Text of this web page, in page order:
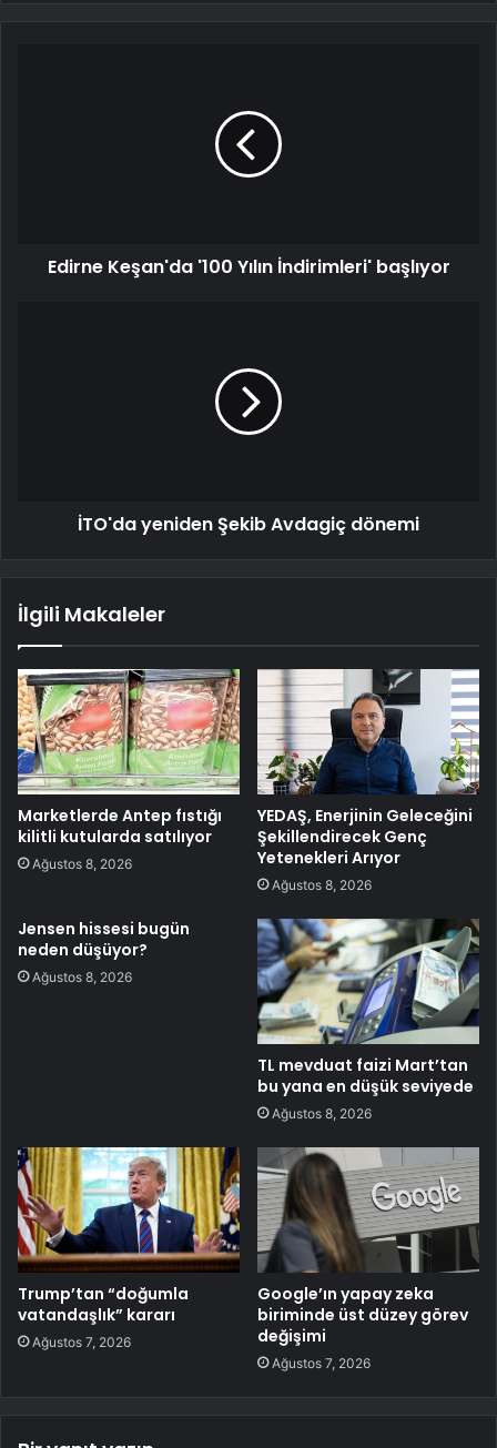
Edirne Keşan'da '100 Yılın İndirimleri' başlıyor
İTO'da yeniden Şekib Avdagiç dönemi
İlgili Makaleler
Marketlerde Antep fıstığı
kilitli kutularda satılıyor
Ağustos 8, 2026
YEDAŞ, Enerjinin Geleceğini
Şekillendirecek Genç
Yetenekleri Arıyor
Ağustos 8, 2026
Jensen hissesi bugün
neden düşüyor?
Ağustos 8, 2026
TL mevduat faizi Mart’tan
bu yana en düşük seviyede
Ağustos 8, 2026
Trump’tan “doğumla
vatandaşlık” kararı
Ağustos 7, 2026
Google’ın yapay zeka
biriminde üst düzey görev
değişimi
Ağustos 7, 2026